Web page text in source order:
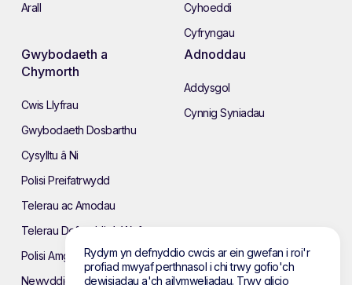
Arall
Cyhoeddi
Cyfryngau
Gwybodaeth a
Chymorth
Cwis Llyfrau
Gwybodaeth Dosbarthu
Cysylltu â Ni
Polisi Preifatrwydd
Telerau ac Amodau
Telerau Defnyddio’r Wefan
Polisi Amgylcheddol
Newyddion
Adnoddau
Addysgol
Cynnig Syniadau
Rydym yn defnyddio cwcis ar ein gwefan i roi'r
profiad mwyaf perthnasol i chi trwy gofio'ch
dewisiadau a'ch ailymweliadau. Trwy glicio